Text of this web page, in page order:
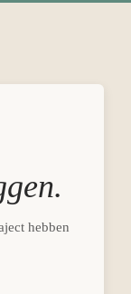
hebben